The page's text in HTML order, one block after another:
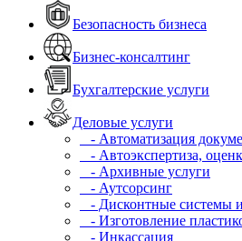
Безопасность бизнеса
Бизнес-консалтинг
Бухгалтерские услуги
Деловые услуги
- Автоматизация
- Автоэкспертиза,
- Архивные услуги
- Аутсорсинг
- Дисконтные системы
- Изготовление
- Инкассация